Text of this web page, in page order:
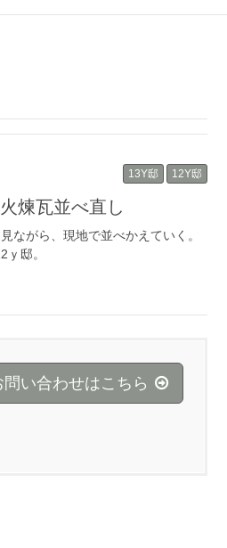
12Y邸
13Y邸
煉瓦並べ直し
ながら、現地で並べかえていく。
ｙ邸。
い合わせはこちら